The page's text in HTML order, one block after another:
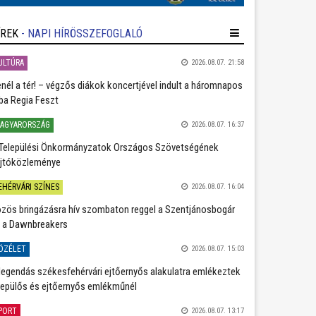
- NAPI HÍRÖSSZEFOGLALÓ
2026.08.07. 21:58
a tér! – végzős diákok koncertjével indult a háromnapos
Regia Feszt
2026.08.07. 16:37
Önkormányzatok Országos Szövetségének
SZÍNES 2026.08.07. 16:04
bringázásra hív szombaton reggel a Szentjánosbogár
Dawnbreakers
2026.08.07. 15:03
székesfehérvári ejtőernyős alakulatra emlékeztek
és ejtőernyős emlékműnél
2026.08.07. 13:17